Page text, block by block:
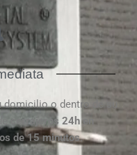
o dentro de su
cerrajeros 24h en
de 15 minutos.